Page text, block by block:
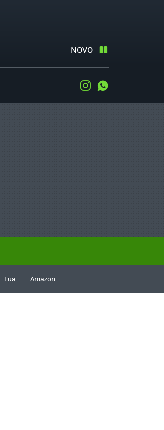
NOVO
Instagram
Lua Amazon